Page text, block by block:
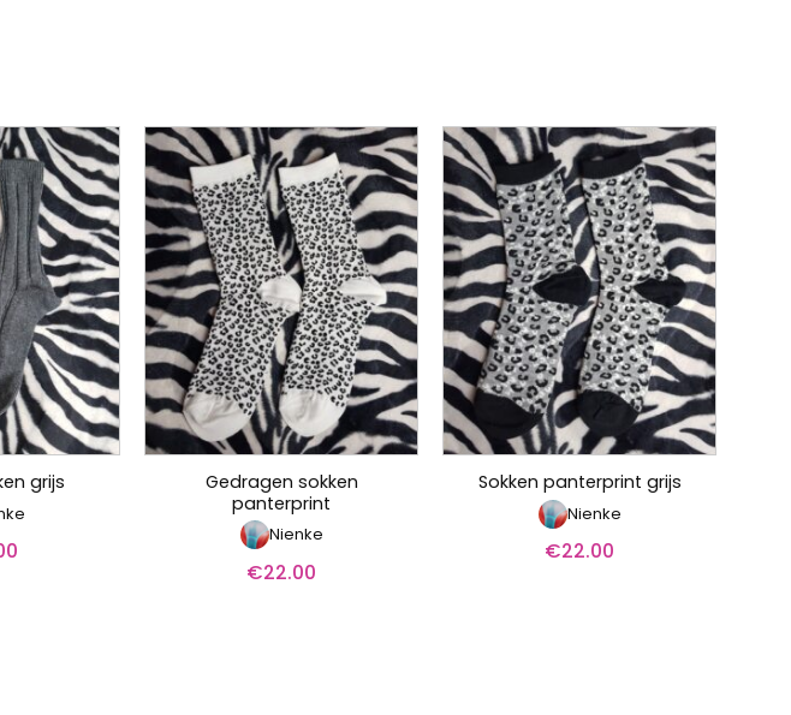
grijs
Gedragen sokken
panterprint
Nienke
€22.00
Sokken panterprint grijs
Nienke
€22.00